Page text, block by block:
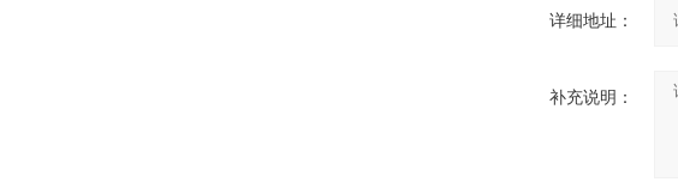
详细地址：
补充说明：